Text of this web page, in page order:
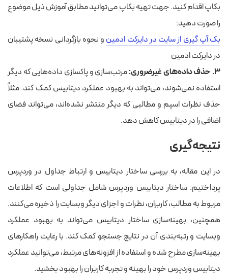
بکاپ اقدام کنید. جهت تهیه بکاپ می‌توانید مطابق آموزش ذیل موضوع
را صورت دهید:
بک آپ گیری از سایت در دایرکت ادمین و نحوه بازگردانی نسخه پشتیبان
در دایرکت ادمین
۳. حذف داده‌های غیرضروری:
مرتب‌سازی و پاکسازی داده‌هایی که دیگر
استفاده نمی‌شوند، می‌تواند به بهبود عملکرد دیتابیس کمک کند. مثلاً
حذف نظرات اسپم و مطالبی که دیگر منتشر نشده‌اند، می‌تواند فضای
اضافی را در دیتابیس کاهش دهد.
نتیجه‌گیری
در این مقاله، به بررسی ساختار دیتابیس و ارتباط جداول در وردپرس
پرداختیم. ساختار دیتابیس وردپرس شامل جداولی است که اطلاعات
مربوط به مطالب، کاربران، نظرات و اجزای دیگر وبسایت را ذخیره می‌کنند.
همچنین، بهینه‌سازی ساختار دیتابیس می‌تواند به بهبود عملکرد
وبسایت و رتبه‌بندی آن در نتایج جستجو کمک کند. با رعایت راهکارهای
بهینه‌سازی مطرح شده و استفاده از افزونه‌های مرتبط، می‌توانید عملکرد
دیتابیس وردپرس خود را بهینه و تجربه کاربران را بهبود بخشید.